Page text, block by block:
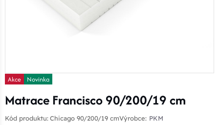
Akce Novinka
Matrace Francisco 90/200/19 cm
Kód produktu:Chicago 90/200/19 cmVýrobce: PKM